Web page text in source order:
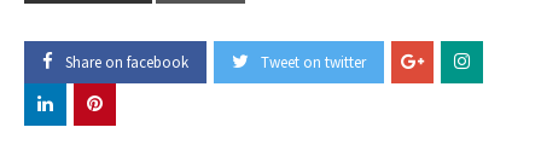
Share on facebook Tweet on twitter